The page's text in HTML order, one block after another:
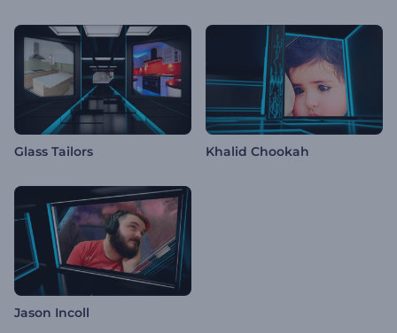
Glass Tailors Khalid Chookah
Jason Incoll